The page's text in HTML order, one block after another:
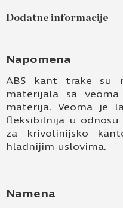
Dodatne informacije
Napomena
ABS kant trake su
materijala sa
materija. Veoma je
fleksibilnija u odnosu
za krivolinijsko
hladnijim uslovima.
Namena